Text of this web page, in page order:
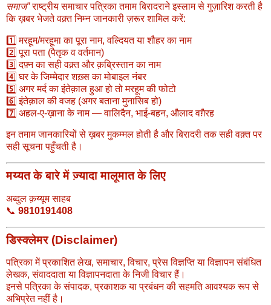
समाज”राष्ट्रीय समाचार पत्रिका तमाम बिरादराने इस्लाम से गुज़ारिश करती है
कि ख़बर भेजते वक़्त निम्न जानकारी ज़रूर शामिल करें:
1️⃣ मरहूम/मरहूमा का पूरा नाम, वल्दियत या शौहर का नाम
2️⃣ पूरा पता (पैतृक व वर्तमान)
3️⃣ दफ़्न का सही वक़्त और क़ब्रिस्तान का नाम
4️⃣ घर के जिम्मेदार शख़्स का मोबाइल नंबर
5️⃣ अगर मर्द का इंतेक़ाल हुआ हो तो मरहूम की फोटो
6️⃣ इंतेक़ाल की वजह (अगर बताना मुनासिब हो)
7️⃣ अहल-ए-ख़ाना के नाम — वालिदैन, भाई-बहन, औलाद वग़ैरह
इन तमाम जानकारियों से ख़बर मुकम्मल होती है और बिरादरी तक सही वक़्त पर
सही सूचना पहुँचती है।
मय्यत के बारे में ज़्यादा मालूमात के लिए
अब्दुल क़य्यूम साहब
📞 9810191408
डिस्क्लेमर (Disclaimer)
पत्रिका में प्रकाशित लेख, समाचार, विचार, प्रेस विज्ञप्ति या विज्ञापन संबंधित
लेखक, संवाददाता या विज्ञापनदाता के निजी विचार हैं।
इनसे पत्रिका के संपादक, प्रकाशक या प्रबंधन की सहमति आवश्यक रूप से
अभिप्रेत नहीं है।